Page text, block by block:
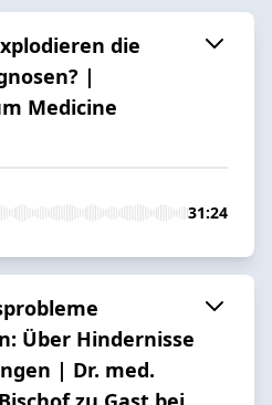
die
|
Medicine
31:24
Über Hindernisse
| Dr. med.